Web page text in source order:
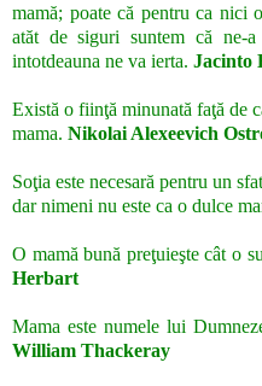
mamă; poate că pentru ca nici
atăt de siguri suntem că ne-
intotdeauna ne va ierta. Jacinto
Există o fiinţă minunată faţă de
mama. Nikolai Alexeevich
Soţia este necesară pentru un
dar nimeni nu este ca o dulce
O mamă bună preţuieşte cât o
Herbart
Mama este numele lui
William Thackeray